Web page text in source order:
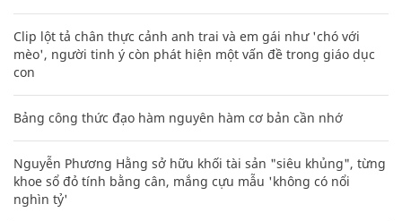
Clip lột tả chân thực cảnh anh trai và em gái như 'chó với
mèo', người tinh ý còn phát hiện một vấn đề trong giáo dục
con
Bảng công thức đạo hàm nguyên hàm cơ bản cần nhớ
Nguyễn Phương Hằng sở hữu khối tài sản "siêu khủng", từng
khoe sổ đỏ tính bằng cân, mắng cựu mẫu 'không có nổi
nghìn tỷ'